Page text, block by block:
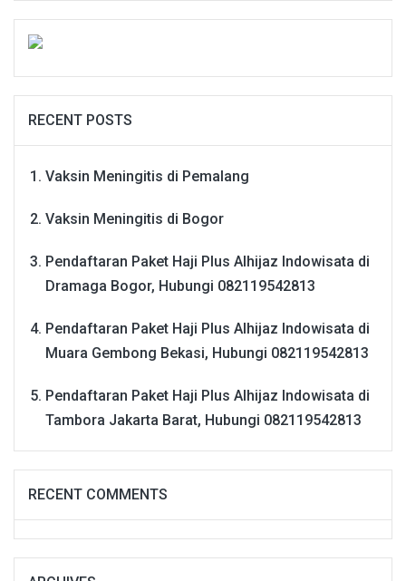
RECENT POSTS
Vaksin Meningitis di Pemalang
Vaksin Meningitis di Bogor
Pendaftaran Paket Haji Plus Alhijaz Indowisata di
Dramaga Bogor, Hubungi 082119542813
Pendaftaran Paket Haji Plus Alhijaz Indowisata di
Muara Gembong Bekasi, Hubungi 082119542813
Pendaftaran Paket Haji Plus Alhijaz Indowisata di
Tambora Jakarta Barat, Hubungi 082119542813
RECENT COMMENTS